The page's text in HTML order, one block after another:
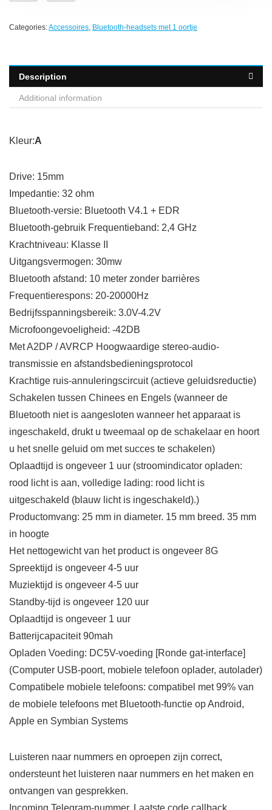
Categories:Accessoires, Bluetooth-headsets met 1 oortje
Description
Additional information
Kleur:A
Drive: 15mm
Impedantie: 32 ohm
Bluetooth-versie: Bluetooth V4.1 + EDR
Bluetooth-gebruik Frequentieband: 2,4 GHz
Krachtniveau: Klasse II
Uitgangsvermogen: 30mw
Bluetooth afstand: 10 meter zonder barrières
Frequentierespons: 20-20000Hz
Bedrijfsspanningsbereik: 3.0V-4.2V
Microfoongevoeligheid: -42DB
Met A2DP / AVRCP Hoogwaardige stereo-audio-
transmissie en afstandsbedieningsprotocol
Krachtige ruis-annuleringscircuit (actieve geluidsreductie)
Schakelen tussen Chinees en Engels (wanneer de
Bluetooth niet is aangesloten wanneer het apparaat is
ingeschakeld, drukt u tweemaal op de schakelaar en hoort
u het snelle geluid om met succes te schakelen)
Oplaadtijd is ongeveer 1 uur (stroomindicator opladen:
rood licht is aan, volledige lading: rood licht is
uitgeschakeld (blauw licht is ingeschakeld).)
Productomvang: 25 mm in diameter. 15 mm breed. 35 mm
in hoogte
Het nettogewicht van het product is ongeveer 8G
Spreektijd is ongeveer 4-5 uur
Muziektijd is ongeveer 4-5 uur
Standby-tijd is ongeveer 120 uur
Oplaadtijd is ongeveer 1 uur
Batterijcapaciteit 90mah
Opladen Voeding: DC5V-voeding [Ronde gat-interface]
(Computer USB-poort, mobiele telefoon oplader, autolader)
Compatibele mobiele telefoons: compatibel met 99% van
de mobiele telefoons met Bluetooth-functie op Android,
Apple en Symbian Systems
Luisteren naar nummers en oproepen zijn correct,
ondersteunt het luisteren naar nummers en het maken en
ontvangen van gesprekken.